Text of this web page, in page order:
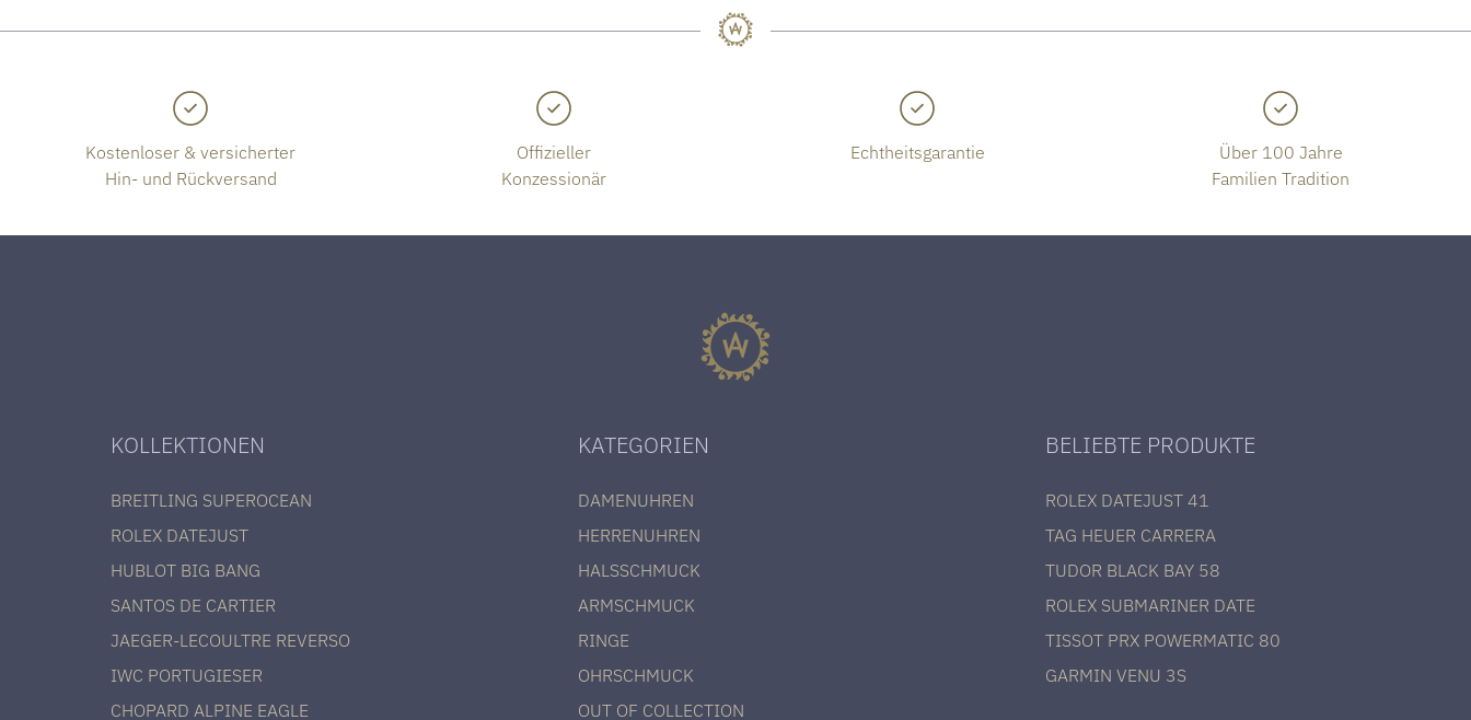
Kostenloser & versicherter
Hin- und Rückversand
Offizieller
Konzessionär
Echtheitsgarantie
Über 100 Jahre
Familien Tradition
KOLLEKTIONEN
BREITLING SUPEROCEAN
ROLEX DATEJUST
HUBLOT BIG BANG
SANTOS DE CARTIER
JAEGER-LECOULTRE REVERSO
IWC PORTUGIESER
CHOPARD ALPINE EAGLE
KATEGORIEN
DAMENUHREN
HERRENUHREN
HALSSCHMUCK
ARMSCHMUCK
RINGE
OHRSCHMUCK
OUT OF COLLECTION
BELIEBTE PRODUKTE
ROLEX DATEJUST 41
TAG HEUER CARRERA
TUDOR BLACK BAY 58
ROLEX SUBMARINER DATE
TISSOT PRX POWERMATIC 80
GARMIN VENU 3S